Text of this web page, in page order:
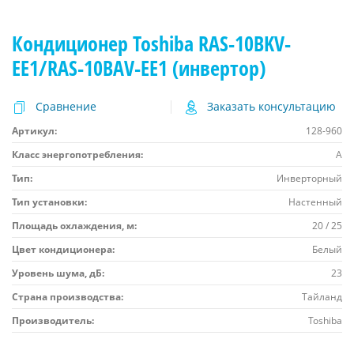
Кондиционер Toshiba RAS-10BKV-
EE1/RAS-10BAV-EE1 (инвертор)
Сравнение Заказать консультацию
Артикул:
128-960
Класс энергопотребления:
A
Тип:
Инверторный
Тип установки:
Настенный
Площадь охлаждения, м:
20 / 25
Цвет кондиционера:
Белый
Уровень шума, дБ:
23
Страна производства:
Тайланд
Производитель:
Toshiba